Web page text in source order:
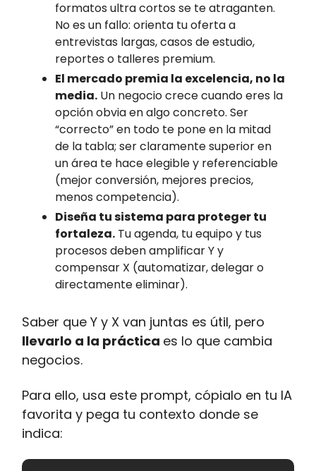
formatos ultra cortos se te atraganten.
No es un fallo: orienta tu oferta a
entrevistas largas, casos de estudio,
reportes o talleres premium.
El mercado premia la excelencia, no la
media. Un negocio crece cuando eres la
opción obvia en algo concreto. Ser
“correcto” en todo te pone en la mitad
de la tabla; ser claramente superior en
un área te hace elegible y referenciable
(mejor conversión, mejores precios,
menos competencia).
Diseña tu sistema para proteger tu
fortaleza. Tu agenda, tu equipo y tus
procesos deben amplificar Y y
compensar X (automatizar, delegar o
directamente eliminar).
Saber que Y y X van juntas es útil, pero
llevarlo a la práctica es lo que cambia
negocios.
Para ello, usa este prompt, cópialo en tu IA
favorita y pega tu contexto donde se
indica: